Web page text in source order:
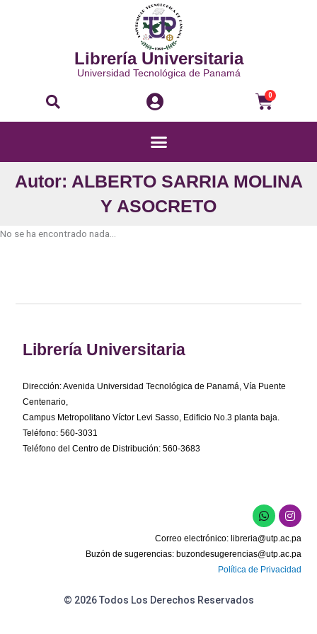
Librería Universitaria
Universidad Tecnológica de Panamá
Buscar 0
Menú
Autor: ALBERTO SARRIA MOLINA
Y ASOCRETO
No se ha encontrado nada...
Librería Universitaria
Dirección: Avenida Universidad Tecnológica de Panamá, Vía Puente
Centenario,
Campus Metropolitano Víctor Levi Sasso, Edificio No.3 planta baja.
Teléfono: 560-3031
Teléfono del Centro de Distribución: 560-3683
W
h
a
t
s
a
p
I
n
s
t
a
g
r
Correo electrónico: libreria@utp.ac.pa
Buzón de sugerencias: buzondesugerencias@utp.ac.pa
Política de Privacidad
© 2026 Todos Los Derechos Reservados